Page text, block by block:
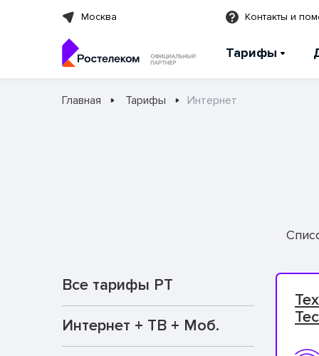
Москва Контакты и
Тарифы
Главная Тарифы Интернет
Все тарифы РТ
Интернет + ТВ + Моб.